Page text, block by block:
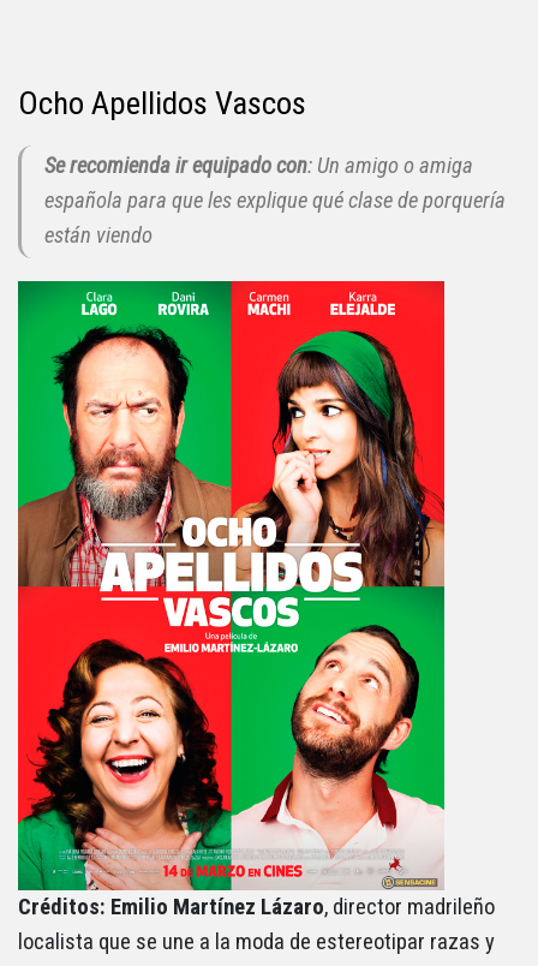
Ocho Apellidos Vascos
Se recomienda ir equipado con: Un amigo o amiga
española para que les explique qué clase de porquería
están viendo
Créditos: Emilio Martínez Lázaro, director madrileño
localista que se une a la moda de estereotipar razas y